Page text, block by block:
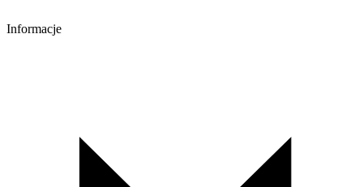
Informacje